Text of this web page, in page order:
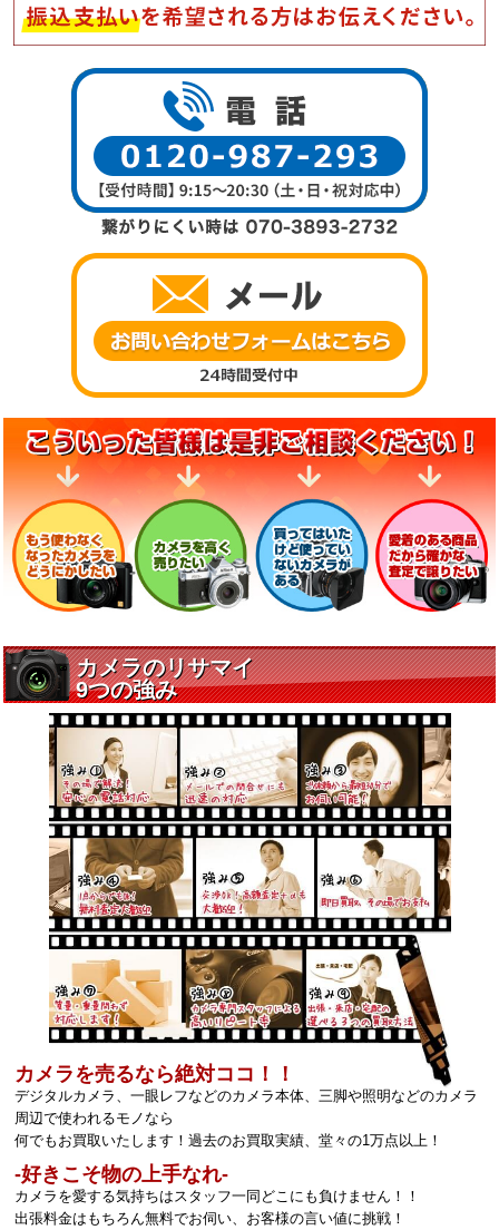
カメラを売るなら絶対ココ！！
デジタルカメラ、一眼レフなどのカメラ本体、三脚や照明などのカメラ
周辺で使われるモノなら
何でもお買取いたします！過去のお買取実績、堂々の1万点以上！
‐好きこそ物の上手なれ‐
カメラを愛する気持ちはスタッフ一同どこにも負けません！！
出張料金はもちろん無料でお伺い、お客様の言い値に挑戦！